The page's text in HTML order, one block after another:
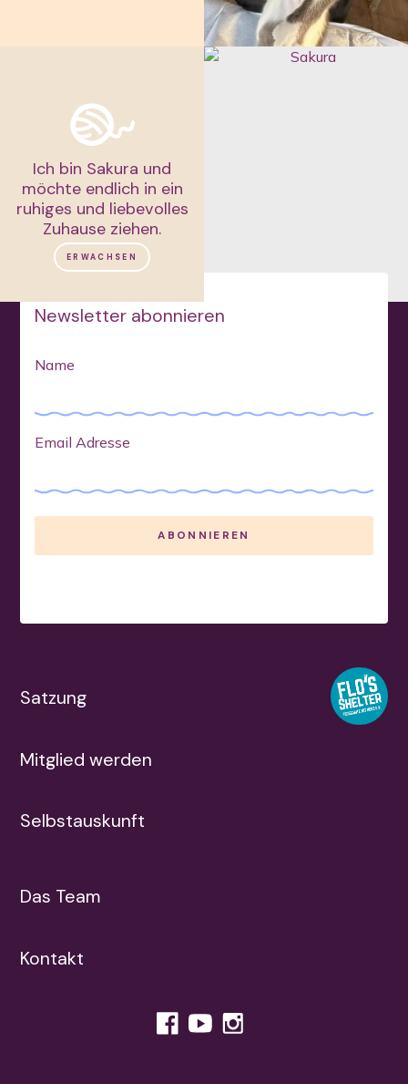
Ich bin Sakura und
möchte endlich in ein
ruhiges und liebevolles
Zuhause ziehen.
ERWACHSEN
Newsletter abonnieren
Name
Email Adresse
Satzung
Mitglied werden
Selbstauskunft
Das Team
Kontakt